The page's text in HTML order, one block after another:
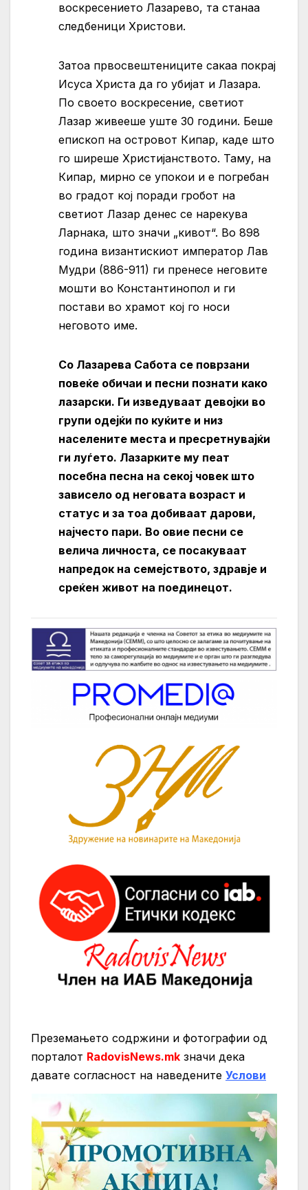
воскресението Лазарево, та станаа
следбеници Христови.
Затоа првосвештениците сакаа покрај
Исуса Христа да го убијат и Лазара.
По своето воскресение, светиот
Лазар живееше уште 30 години. Беше
епископ на островот Кипар, каде што
го ширеше Христијанството. Таму, на
Кипар, мирно се упокои и е погребан
во градот кој поради гробот на
светиот Лазар денес се нарекува
Ларнака, што значи „кивот“. Во 898
година византискиот император Лав
Мудри (886-911) ги пренесе неговите
мошти во Константинопол и ги
постави во храмот кој го носи
неговото име.
Со Лазарева Сабота се поврзани
повеќе обичаи и песни познати како
лазарски. Ги изведуваат девојки во
групи одејќи по куќите и низ
населените места и пресретнувајќи
ги луѓето. Лазарките му пеат
посебна песна на секој човек што
зависело од неговата возраст и
статус и за тоа добиваат дарови,
најчесто пари. Во овие песни се
велича личноста, се посакуваат
напредок на семејството, здравје и
среќен живот на поединецот.
Преземањето содржини и фотографии од
порталот RadovisNews.mk значи дека
давате согласност на нaведените Услови